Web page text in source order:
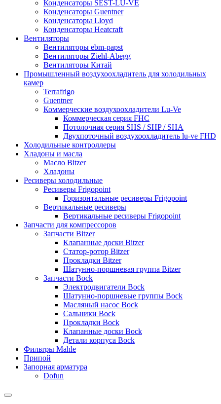
Конденсаторы SEST-LU-VE
Конденсаторы Guentner
Конденсаторы Lloyd
Конденсаторы Heatcraft
Вентиляторы
Вентиляторы ebm-papst
Вентиляторы Ziehl-Abegg
Вентиляторы Китай
Промышленный воздухоохладитель для холодильных
камер
Terrafrigo
Guentner
Коммерческие воздухоохладители Lu-Ve
Коммерческая серия FHC
Потолочная серия SHS / SHP / SHA
Двухпоточный воздухоохладитель lu-ve FHD
Холодильные контроллеры
Хладоны и масла
Масло Bitzer
Хладоны
Ресиверы холодильные
Ресиверы Frigopoint
Горизонтальные ресиверы Frigopoint
Вертикальные ресиверы
Вертикальные ресиверы Frigopoint
Запчасти для компрессоров
Запчасти Bitzer
Клапанные доски Bitzer
Статор-ротор Bitzer
Прокладки Bitzer
Шатунно-поршневая группа Bitzer
Запчасти Bock
Электродвигатели Bock
Шатунно-поршневые группы Bock
Масляный насос Bock
Сальники Bock
Прокладки Bock
Клапанные доски Bock
Детали корпуса Bock
Фильтры Mahle
Припой
Запорная арматура
Dofun